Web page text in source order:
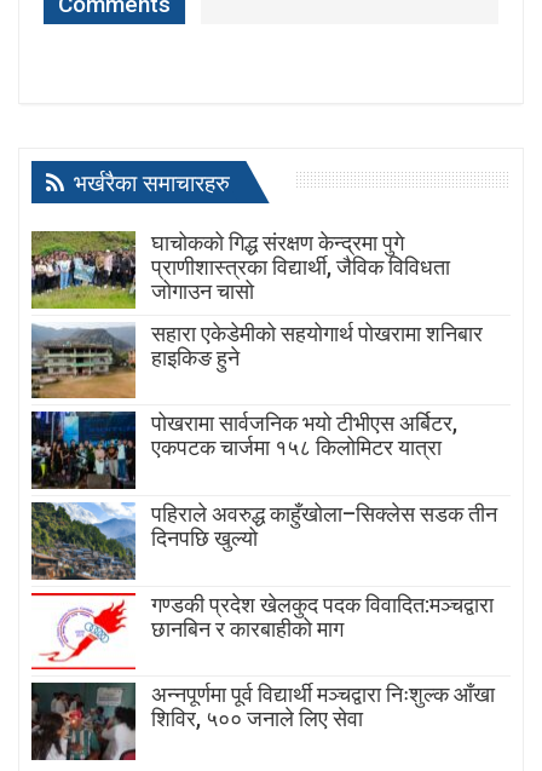
भर्खरैका समाचारहरु
घाचोकको गिद्ध संरक्षण केन्द्रमा पुगे
प्राणीशास्त्रका विद्यार्थी, जैविक विविधता
जोगाउन चासो
सहारा एकेडेमीको सहयोगार्थ पोखरामा शनिबार
हाइकिङ हुने
पोखरामा सार्वजनिक भयो टीभीएस अर्बिटर,
एकपटक चार्जमा १५८ किलोमिटर यात्रा
पहिराले अवरुद्ध काहुँखोला–सिक्लेस सडक तीन
दिनपछि खुल्यो
गण्डकी प्रदेश खेलकुद पदक विवादित:मञ्चद्वारा
छानबिन र कारबाहीको माग
अन्नपूर्णमा पूर्व विद्यार्थी मञ्चद्वारा निःशुल्क आँखा
शिविर, ५०० जनाले लिए सेवा